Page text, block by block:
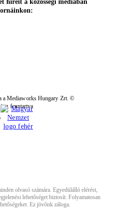
híreit a közösségi médiában
a Mediaworks Hungary Zrt. ©
fenntartva
olvasó számára. Egyedülálló elérést,
lehetőséget biztosít. Folyamatosan
Ez jövőnk záloga.